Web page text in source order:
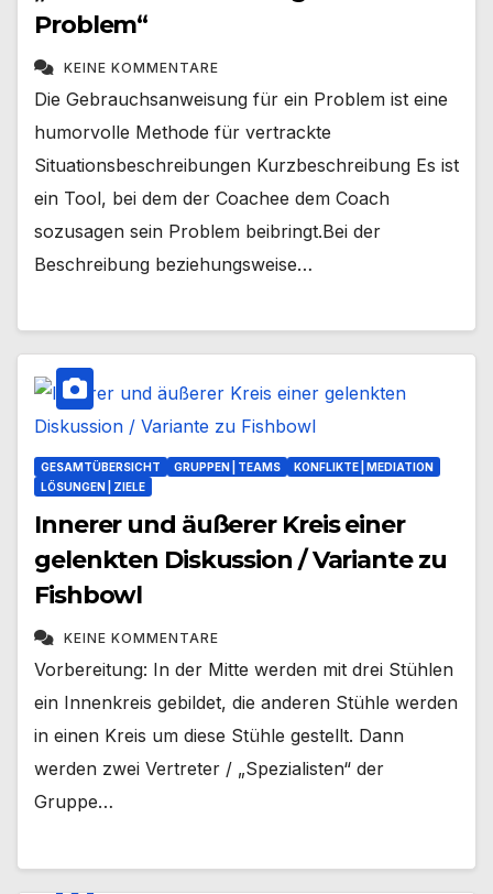
Problem“
KEINE KOMMENTARE
Die Gebrauchsanweisung für ein Problem ist eine
humorvolle Methode für vertrackte
Situationsbeschreibungen Kurzbeschreibung Es ist
ein Tool, bei dem der Coachee dem Coach
sozusagen sein Problem beibringt.Bei der
Beschreibung beziehungsweise…
GESAMTÜBERSICHT GRUPPEN | TEAMS
KONFLIKTE | MEDIATION
LÖSUNGEN | ZIELE
Innerer und äußerer Kreis einer
gelenkten Diskussion / Variante zu
Fishbowl
KEINE KOMMENTARE
Vorbereitung: In der Mitte werden mit drei Stühlen
ein Innenkreis gebildet, die anderen Stühle werden
in einen Kreis um diese Stühle gestellt. Dann
werden zwei Vertreter / „Spezialisten“ der
Gruppe…